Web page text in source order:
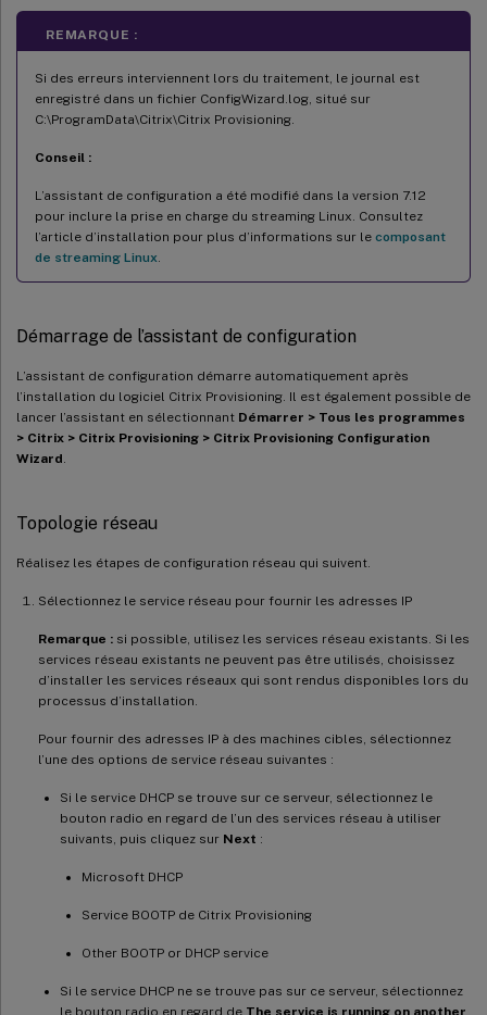
REMARQUE :
Si des erreurs interviennent lors du traitement, le journal est
enregistré dans un fichier ConfigWizard.log, situé sur
C:\ProgramData\Citrix\Citrix Provisioning.
Conseil :
L’assistant de configuration a été modifié dans la version 7.12
pour inclure la prise en charge du streaming Linux. Consultez
l’article d’installation pour plus d’informations sur le composant
de streaming Linux
Démarrage de l’assistant de configuration
L’assistant de configuration démarre automatiquement après
l’installation du logiciel Citrix Provisioning. Il est également possible de
lancer l’assistant en sélectionnant Démarrer > Tous les programmes
> Citrix > Citrix Provisioning > Citrix Provisioning Configuration
Wizard
Topologie réseau
Réalisez les étapes de configuration réseau qui suivent.
Sélectionnez le service réseau pour fournir les adresses IP
Remarque : si possible, utilisez les services réseau existants. Si les
services réseau existants ne peuvent pas être utilisés, choisissez
d’installer les services réseaux qui sont rendus disponibles lors du
processus d’installation.
Pour fournir des adresses IP à des machines cibles, sélectionnez
l’une des options de service réseau suivantes :
Si le service DHCP se trouve sur ce serveur, sélectionnez le
bouton radio en regard de l’un des services réseau à utiliser
suivants, puis cliquez sur Next :
Microsoft DHCP
Service BOOTP de Citrix Provisioning
Other BOOTP or DHCP service
Si le service DHCP ne se trouve pas sur ce serveur, sélectionnez
le bouton radio en regard de The service is running on another